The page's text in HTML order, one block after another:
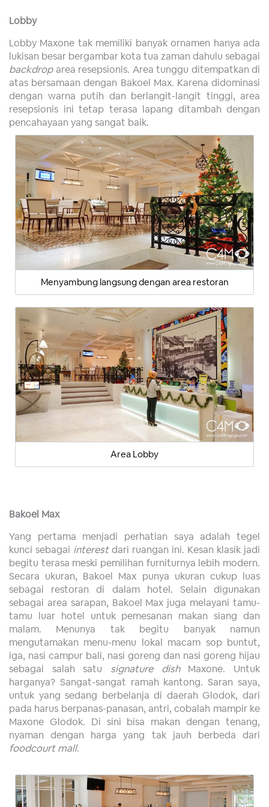
Lobby
Lobby Maxone tak memiliki banyak ornamen hanya ada
lukisan besar bergambar kota tua zaman dahulu sebagai
backdroparea resepsionis. Area tunggu ditempatkan di
atas bersamaan dengan Bakoel Max. Karena didominasi
dengan warna putih dan berlangit-langit tinggi, area
resepsionis ini tetap terasa lapang ditambah dengan
pencahayaan yang sangat baik.
Menyambung langsung dengan area restoran
Area Lobby
Bakoel Max
Yang pertama menjadi perhatian saya adalah tegel
kunci sebagai interestdari ruangan ini. Kesan klasik jadi
begitu terasa meski pemilihan furniturnya lebih modern.
Secara ukuran, Bakoel Max punya ukuran cukup luas
sebagai restoran di dalam hotel. Selain digunakan
sebagai area sarapan, Bakoel Max juga melayani tamu-
tamu luar hotel untuk pemesanan makan siang dan
malam. Menunya tak begitu banyak namun
mengutamakan menu-menu lokal macam sop buntut,
iga, nasi campur bali, nasi goreng dan nasi goreng hijau
sebagai salah satu signature dishMaxone. Untuk
harganya? Sangat-sangat ramah kantong. Saran saya,
untuk yang sedang berbelanja di daerah Glodok, dari
pada harus berpanas-panasan, antri, cobalah mampir ke
Maxone Glodok. Di sini bisa makan dengan tenang,
nyaman dengan harga yang tak jauh berbeda dari
foodcourt mall.